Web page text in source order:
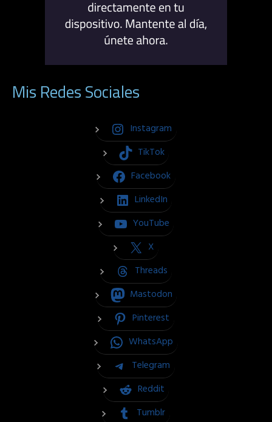
Mis Redes Sociales
Instagram
TikTok
Facebook
LinkedIn
YouTube
X
Threads
Mastodon
Pinterest
WhatsApp
Telegram
Reddit
Tumblr